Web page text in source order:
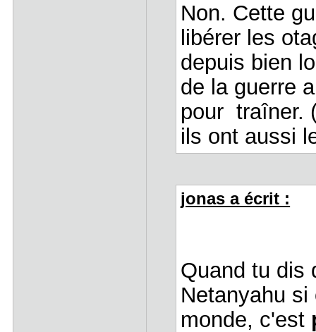
Non. Cette
libérer les
depuis bien
de la guerre
pour traîner.
ils ont aussi
jonas a écrit :
Quand tu dis
Netanyahu
monde, c'est